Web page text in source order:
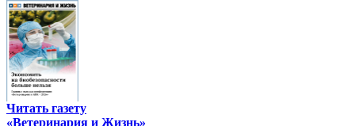
Читать газету
«Ветеринария и Жизнь»